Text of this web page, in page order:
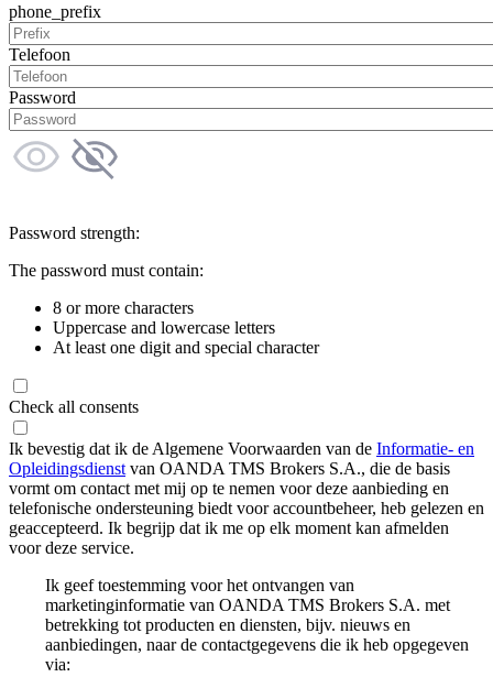
phone_prefix
Telefoon
Password
Password strength:
The password must contain:
8 or more characters
Uppercase and lowercase letters
At least one digit and special character
Check all consents
Ik bevestig dat ik de Algemene Voorwaarden van de Informatie- en
Opleidingsdienst van OANDA TMS Brokers S.A., die de basis
vormt om contact met mij op te nemen voor deze aanbieding en
telefonische ondersteuning biedt voor accountbeheer, heb gelezen en
geaccepteerd. Ik begrijp dat ik me op elk moment kan afmelden
voor deze service.
Ik geef toestemming voor het ontvangen van
marketinginformatie van OANDA TMS Brokers S.A. met
betrekking tot producten en diensten, bijv. nieuws en
aanbiedingen, naar de contactgegevens die ik heb opgegeven
via: